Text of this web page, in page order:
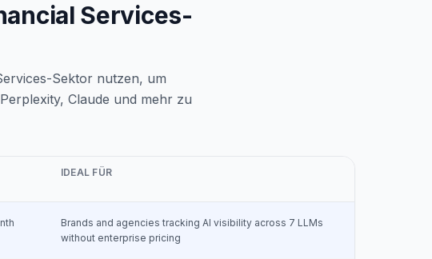
Services-
Sektor nutzen, um
Claude und mehr zu
IDEAL FÜR
Brands and agencies tracking AI visibility across 7 LLMs
without enterprise pricing